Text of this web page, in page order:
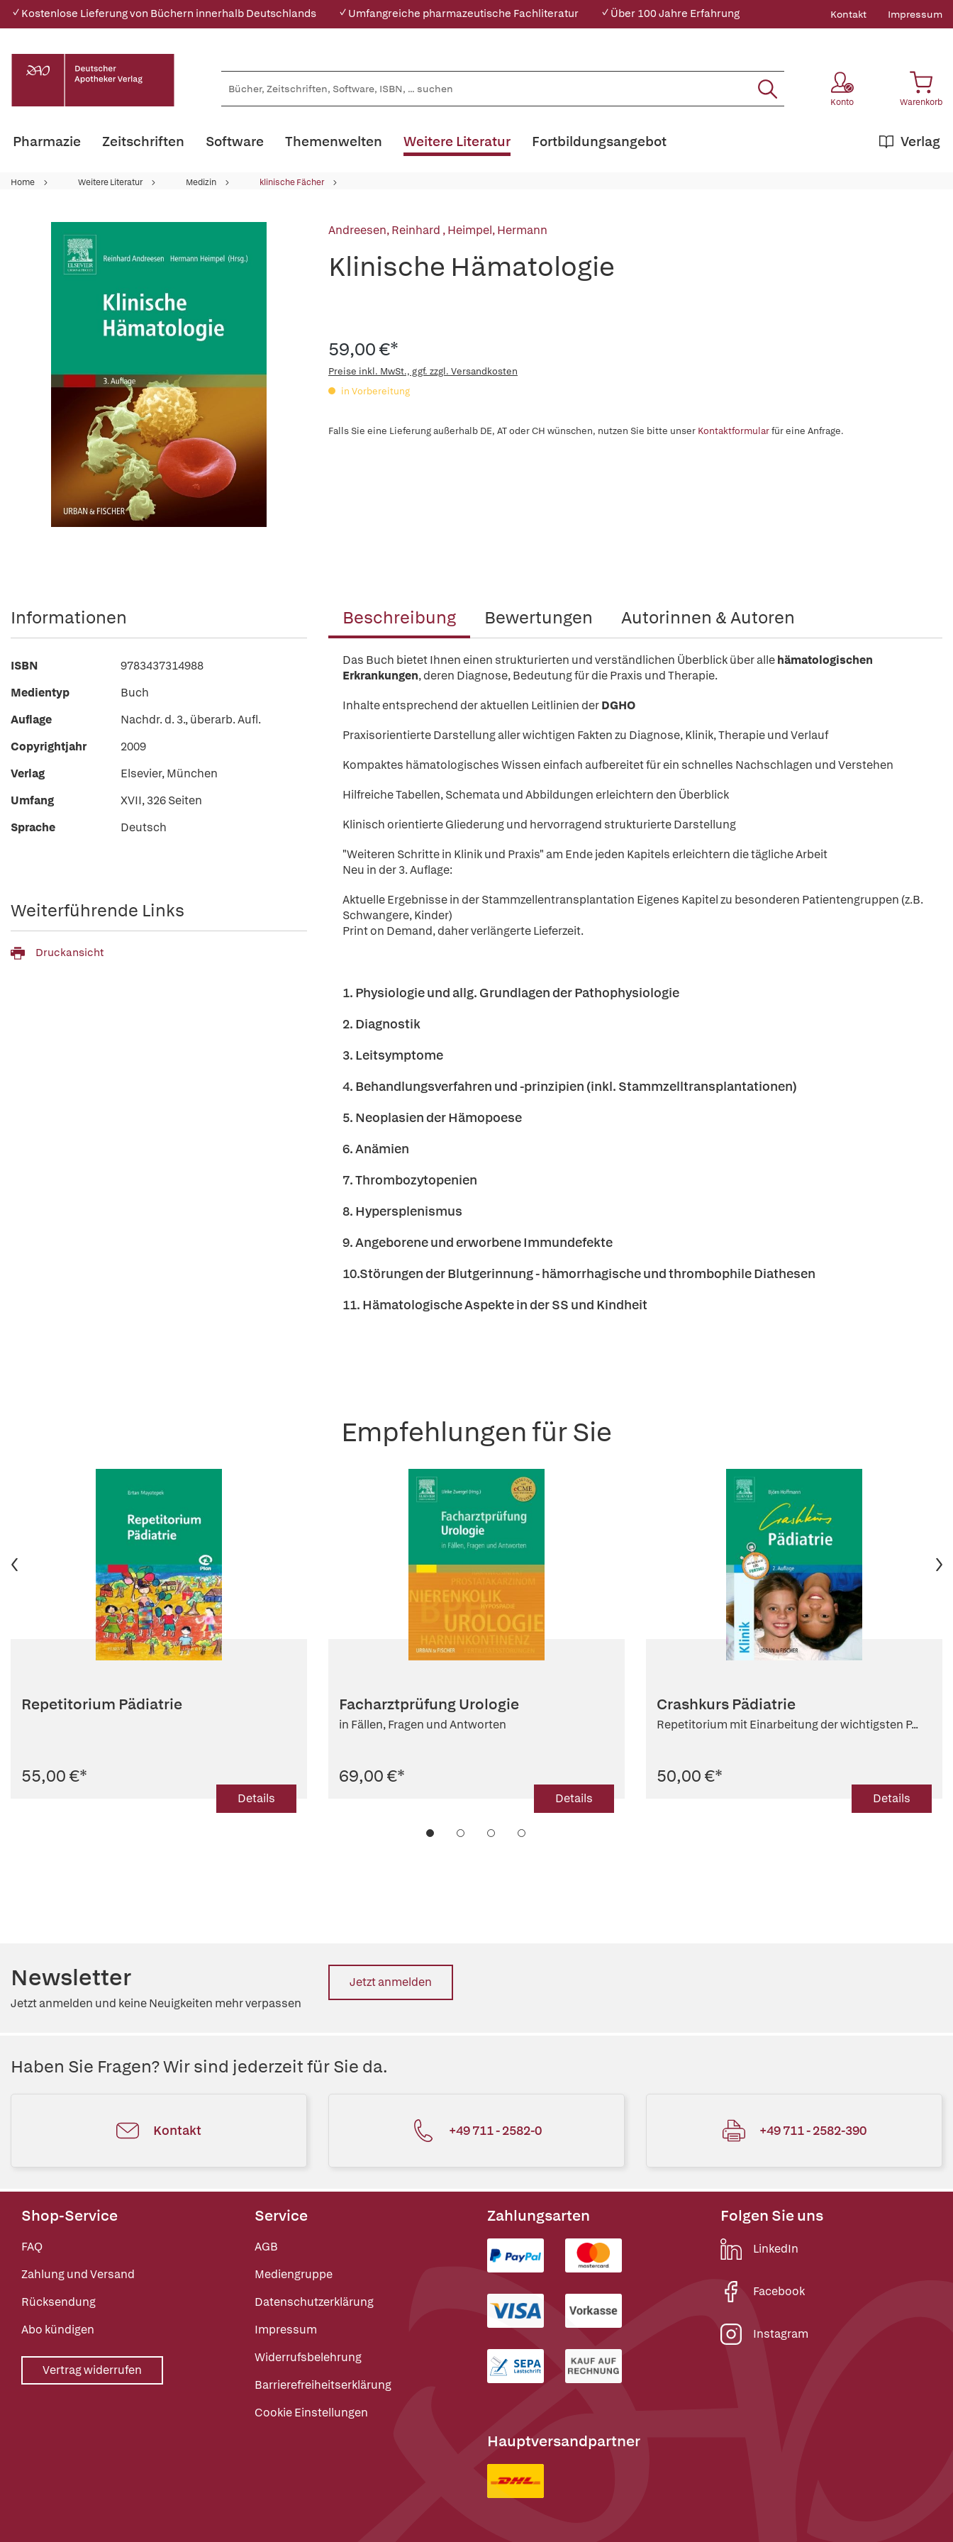
✓ Kostenlose Lieferung von Büchern innerhalb Deutschlands ✓ Umfangreiche pharmazeutische Fachliteratur ✓ Über 100 Jahre Erfahrung Kontakt Impressum
Konto Warenkorb
Pharmazie Zeitschriften Software Themenwelten Weitere Literatur Verlag
Fortbildungsangebot
Home Weitere Literatur Medizin klinische Fächer
Andreesen, Reinhard ,Heimpel, Hermann
Klinische Hämatologie
59,00 €*
Preise inkl. MwSt., ggf. zzgl. Versandkosten
in Vorbereitung
Falls Sie eine Lieferung außerhalb DE, AT oder CH wünschen, nutzen Sie bitte unser Kontaktformularfür eine Anfrage.
Beschreibung Bewertungen Autorinnen & Autoren
Das Buch bietet Ihnen einen strukturierten und verständlichen Überblick über allehämatologischen
Erkrankungen, deren Diagnose, Bedeutung für die Praxis und Therapie.
Inhalte entsprechend der aktuellen Leitlinien derDGHO
Praxisorientierte Darstellung aller wichtigen Fakten zu Diagnose, Klinik, Therapie und Verlauf
Kompaktes hämatologisches Wissen einfach aufbereitet für ein schnelles Nachschlagen und Verstehen
Hilfreiche Tabellen, Schemata und Abbildungen erleichtern den Überblick
Klinisch orientierte Gliederung und hervorragend strukturierte Darstellung
"Weiteren Schritte in Klinik und Praxis" am Ende jeden Kapitels erleichtern die tägliche Arbeit
Neu in der 3. Auflage:
Aktuelle Ergebnisse in der Stammzellentransplantation Eigenes Kapitel zu besonderen Patientengruppen (z.B.
Schwangere, Kinder)
Print on Demand, daher verlängerte Lieferzeit.
1. Physiologie und allg. Grundlagen der Pathophysiologie
2. Diagnostik
3. Leitsymptome
4. Behandlungsverfahren und -prinzipien (inkl. Stammzelltransplantationen)
5. Neoplasien der Hämopoese
6. Anämien
7. Thrombozytopenien
8. Hypersplenismus
9. Angeborene und erworbene Immundefekte
10.Störungen der Blutgerinnung - hämorrhagische und thrombophile Diathesen
11. Hämatologische Aspekte in der SS und Kindheit
Informationen
ISBN
9783437314988
Medientyp
Buch
Auflage
Nachdr. d. 3., überarb. Aufl.
Copyrightjahr
2009
Verlag
Elsevier, München
Umfang
XVII, 326 Seiten
Sprache
Deutsch
Weiterführende Links
Druckansicht
Empfehlungen für Sie
Repetitorium Pädiatrie
55,00 €*
Details
Facharztprüfung Urologie
in Fällen, Fragen und Antworten
69,00 €*
Details
Crashkurs Pädiatrie
Repetitorium mit Einarbeitung der wichtigsten P...
50,00 €*
Details
Newsletter
Jetzt anmelden und keine Neuigkeiten mehr verpassen
Jetzt anmelden
Haben Sie Fragen? Wir sind jederzeit für Sie da.
Kontakt +49 711 - 2582-0 +49 711 - 2582-390
Shop-Service
FAQ
Zahlung und Versand
Rücksendung
Abo kündigen
Vertrag widerrufen
Service
AGB
Mediengruppe
Datenschutzerklärung
Impressum
Widerrufsbelehrung
Barrierefreiheitserklärung
Cookie Einstellungen
Zahlungsarten
Hauptversandpartner
Folgen Sie uns
LinkedIn
Facebook
Instagram